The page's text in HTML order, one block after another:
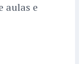
aulas e